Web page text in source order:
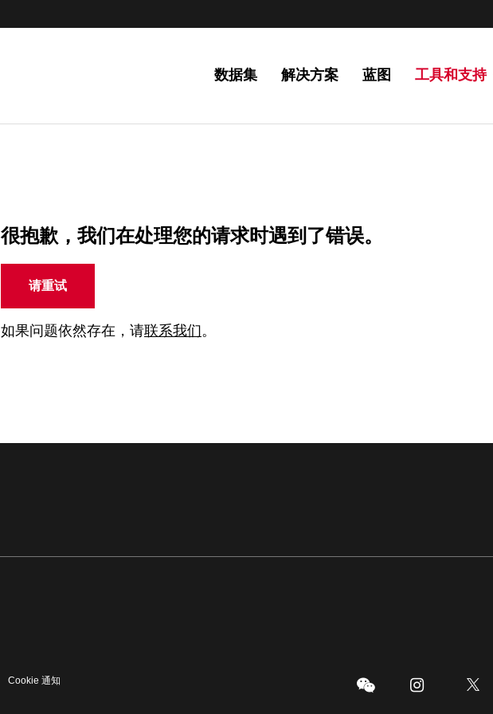
数据集 解决方案 蓝图 工具和支持
很抱歉，我们在处理您的请求时遇到了错误。
请重试
如果问题依然存在，请联系我们 。
Cookie 通知